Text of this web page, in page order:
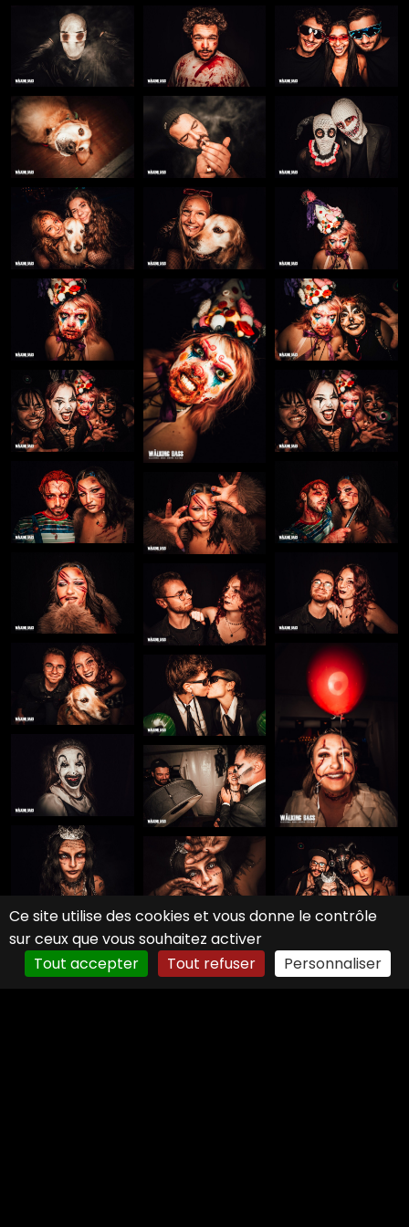
Ce site utilise des cookies et vous donne le contrôle
sur ceux que vous souhaitez activer
Tout accepter
Tout refuser Personnaliser